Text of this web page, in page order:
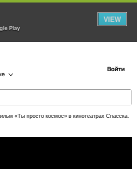
Play
VIEW
Войти
«Ты просто космос» в кинотеатрах Спасска. Купить билеты!